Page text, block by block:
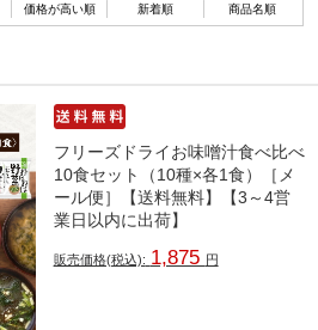
価格が高い順 新着順 商品名順
フリーズドライお味噌汁食べ比べ
10食セット（10種×各1食）［メ
ール便］【送料無料】【3～4営
業日以内に出荷】
販売価格(税込): 1,875 円